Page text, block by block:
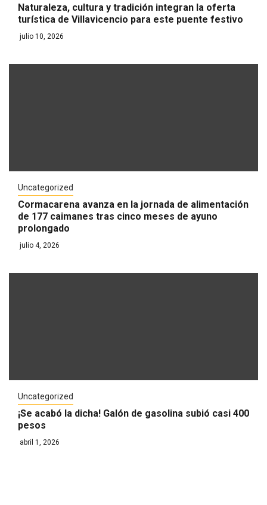
Naturaleza, cultura y tradición integran la oferta
turística de Villavicencio para este puente festivo
julio 10, 2026
Uncategorized
Cormacarena avanza en la jornada de alimentación
de 177 caimanes tras cinco meses de ayuno
prolongado
julio 4, 2026
Uncategorized
¡Se acabó la dicha! Galón de gasolina subió casi 400
pesos
abril 1, 2026